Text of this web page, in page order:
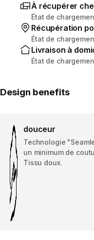
À récupérer
État de
Récupération
État de
Livraison à
État de
Design benefits
douceur
Technologie
un minimum de
Tissu doux.